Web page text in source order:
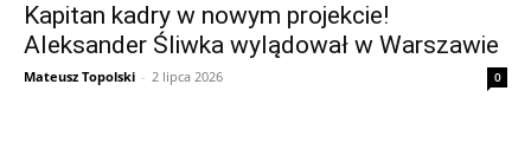
Kapitan kadry w nowym projekcie!
Aleksander Śliwka wylądował w Warszawie
Mateusz Topolski - 2 lipca 2026 0